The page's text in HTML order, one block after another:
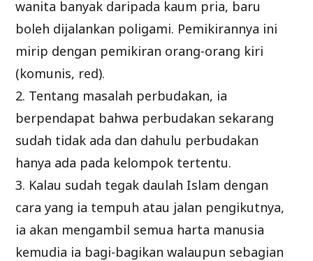
wanita banyak daripada kaum pria, baru
boleh dijalankan poligami. Pemikirannya ini
mirip dengan pemikiran orang-orang kiri
(komunis, red).
2. Tentang masalah perbudakan, ia
berpendapat bahwa perbudakan sekarang
sudah tidak ada dan dahulu perbudakan
hanya ada pada kelompok tertentu.
3. Kalau sudah tegak daulah Islam dengan
cara yang ia tempuh atau jalan pengikutnya,
ia akan mengambil semua harta manusia
kemudia ia bagi-bagikan walaupun sebagian